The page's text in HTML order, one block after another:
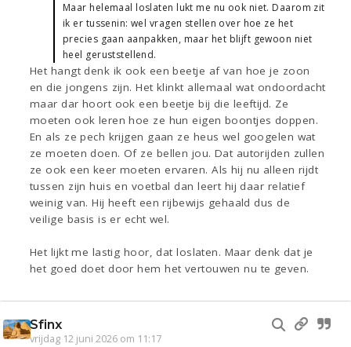
Maar helemaal loslaten lukt me nu ook niet. Daarom zit
ik er tussenin: wel vragen stellen over hoe ze het
precies gaan aanpakken, maar het blijft gewoon niet
heel geruststellend.
Het hangt denk ik ook een beetje af van hoe je zoon
en die jongens zijn. Het klinkt allemaal wat ondoordacht
maar dar hoort ook een beetje bij die leeftijd. Ze
moeten ook leren hoe ze hun eigen boontjes doppen.
En als ze pech krijgen gaan ze heus wel googelen wat
ze moeten doen. Of ze bellen jou. Dat autorijden zullen
ze ook een keer moeten ervaren. Als hij nu alleen rijdt
tussen zijn huis en voetbal dan leert hij daar relatief
weinig van. Hij heeft een rijbewijs gehaald dus de
veilige basis is er echt wel.
Het lijkt me lastig hoor, dat loslaten. Maar denk dat je
het goed doet door hem het vertouwen nu te geven.
Sfinx
vrijdag 12 juni 2026 om 11:17